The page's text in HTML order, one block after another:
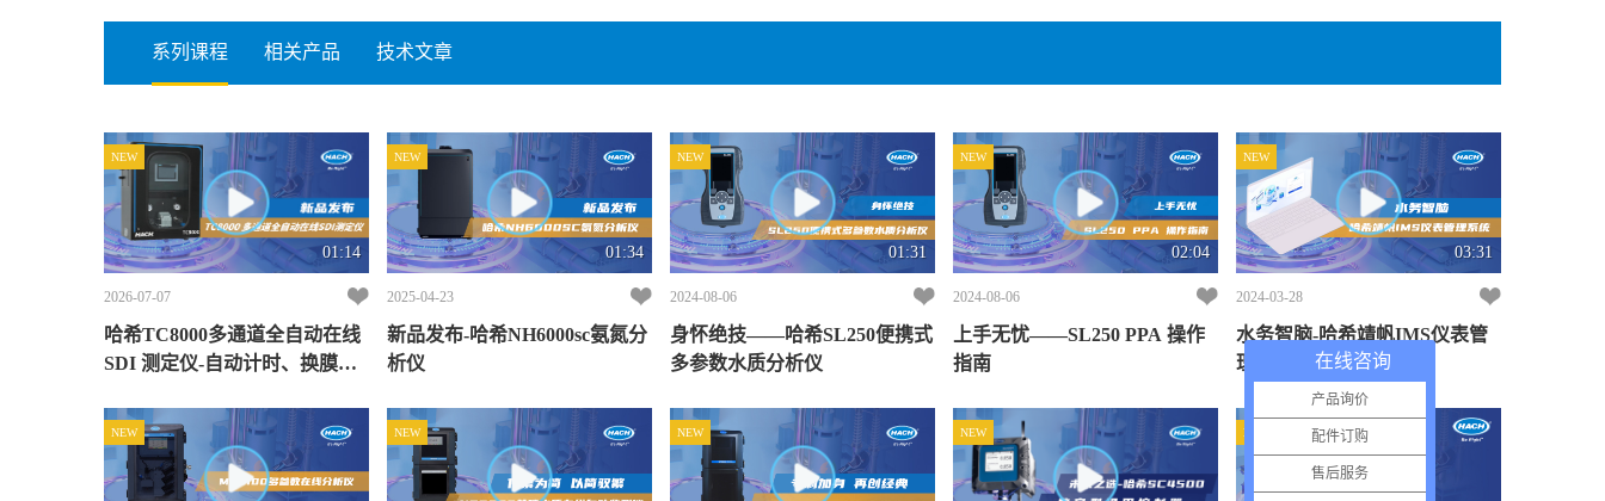
系列课程 相关产品 技术文章
01:14
2026-07-07
哈希TC8000多通道全自动在线
SDI 测定仪-自动计时、换膜、
NEW
01:34
2025-04-23
新品发布-哈希NH6000sc氨氮分
析仪
NEW
01:31
2024-08-06
身怀绝技——哈希SL250便携式
多参数水质分析仪
NEW
02:04
2024-08-06
上手无忧——SL250 PPA 操作
指南
NEW
03:31
2024-03-28
水务智脑-哈希靖帆IMS仪表管
理系统
NEW
NEW NEW NEW NEW NEW
在线咨询
产品询价
配件订购
售后服务